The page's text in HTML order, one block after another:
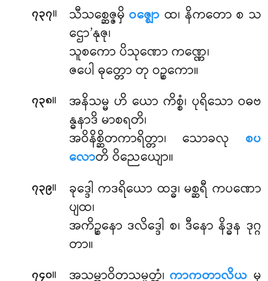
၇၃၇။ သီသစ္ဆေဇ္ဇမှိဝဇ္ဈော ထ၊ နိကတော စ သ
ဌော’နုဇု၊
သူစကော ပိသုဏော ကဏ္ဏေ၊
ဇပေါ ဓုတ္တော တု ဝဉ္စကော။
၇၃၈။
အနိသမ္မ ဟိ ယော ကိစ္စံ၊ ပုရိသော ဝဓဗ
န္ဓနာဒိ မာစရတိ၊
အဝိနိစ္ဆိတကာရိတ္တာ၊ သောခလု စပ
လောတိ ဝိညေယျော။
၇၃၉။
ခုဒ္ဒေါ ကဒရိယော ထဒ္ဓ၊ မစ္ဆရီ ကပဏော
ပျထ၊
အကိဉ္စနော ဒလိဒ္ဒေါ စ၊ ဒီနော နိဒ္ဓန ဒုဂ္ဂ
တာ။
၇၄၀။ အသမ္ဘာဝိတသမ္ပတ္တံ၊ကာကတာလိယ မု